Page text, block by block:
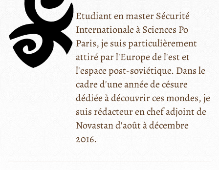
Etudiant en master Sécurité
Internationale à Sciences Po
Paris, je suis particulièrement
attiré par l'Europe de l'est et
l'espace post-soviétique. Dans le
cadre d'une année de césure
dédiée à découvrir ces mondes, je
suis rédacteur en chef adjoint de
Novastan d'août à décembre
2016.